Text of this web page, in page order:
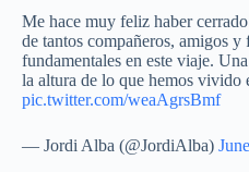
Me hace muy feliz haber
de tantos compañeros, amigos
fundamentales en este viaje.
la altura de lo que hemos vivido
pic.twitter.com/weaAgrsBmf
— Jordi Alba (@JordiAlba)